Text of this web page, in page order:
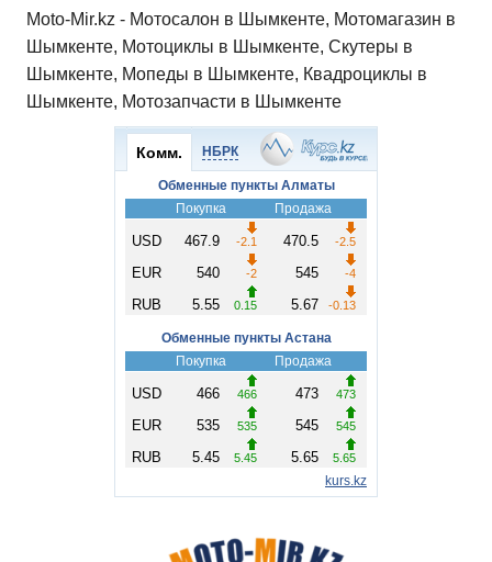
Moto-Mir.kz - Мотосалон в Шымкенте, Мотомагазин в
Шымкенте, Мотоциклы в Шымкенте, Скутеры в
Шымкенте, Мопеды в Шымкенте, Квадроциклы в
Шымкенте, Мотозапчасти в Шымкенте